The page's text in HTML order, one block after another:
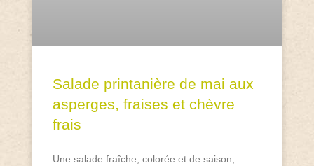
Salade printanière de mai aux
asperges, fraises et chèvre
frais
Une salade fraîche, colorée et de saison,